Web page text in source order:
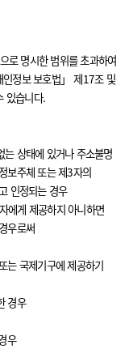
로 명시한 범위를 초과하여
인정보 보호법」 제17조 및
있습니다.
는 상태에 있거나 주소불명
보주체 또는 제3자의
인정되는 경우
에게 제공하지 아니하면
우로써
는 국제기구에 제공하기
경우
우